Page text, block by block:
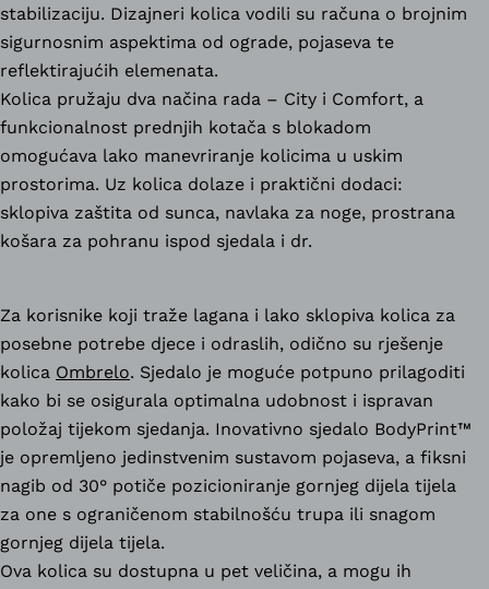
stabilizaciju. Dizajneri kolica vodili su računa o brojnim
sigurnosnim aspektima od ograde, pojaseva te
reflektirajućih elemenata.
Kolica pružaju dva načina rada – City i Comfort, a
funkcionalnost prednjih kotača s blokadom
omogućava lako manevriranje kolicima u uskim
prostorima. Uz kolica dolaze i praktični dodaci:
sklopiva zaštita od sunca, navlaka za noge, prostrana
košara za pohranu ispod sjedala i dr.
Za korisnike koji traže lagana i lako sklopiva kolica za
posebne potrebe djece i odraslih, odično su rješenje
kolica Ombrelo. Sjedalo je moguće potpuno prilagoditi
kako bi se osigurala optimalna udobnost i ispravan
položaj tijekom sjedanja. Inovativno sjedalo BodyPrint™
je opremljeno jedinstvenim sustavom pojaseva, a fiksni
nagib od 30° potiče pozicioniranje gornjeg dijela tijela
za one s ograničenom stabilnošću trupa ili snagom
gornjeg dijela tijela.
Ova kolica su dostupna u pet veličina, a mogu ih